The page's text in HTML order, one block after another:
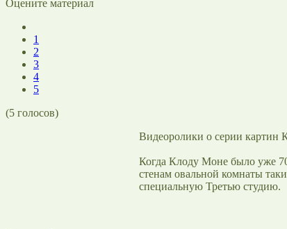
Оцените материал
1
2
3
4
5
(5 голосов)
Видеоролики о серии
Когда Клоду Моне было уже
стенам овальной комнаты
специальную Третью студию.